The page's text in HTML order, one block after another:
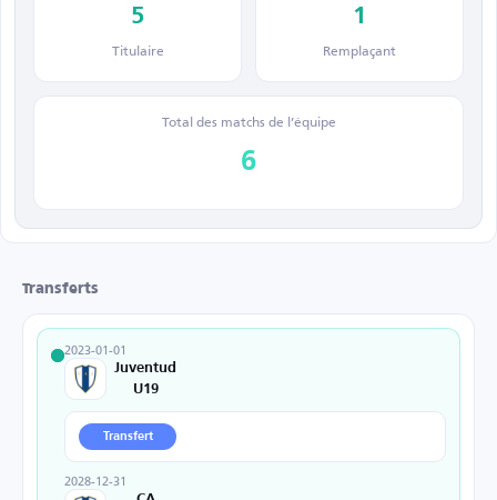
5
Titulaire
1
Remplaçant
Total des matchs de l’équipe
6
Transferts
2023-01-01
Juventud
U19
Transfert
2028-12-31